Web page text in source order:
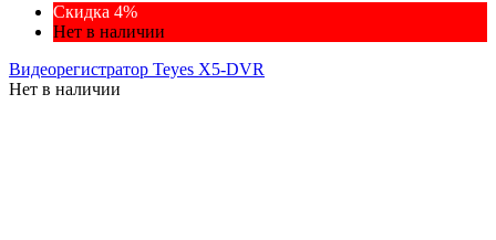
Скидка 4%
Нет в наличии
Видеорегистратор Teyes X5-DVR
Нет в наличии